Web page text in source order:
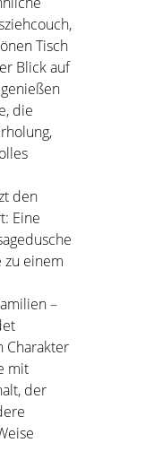
Tisch
Blick auf
die
den
Eine
zu einem
–
Charakter
mit
der